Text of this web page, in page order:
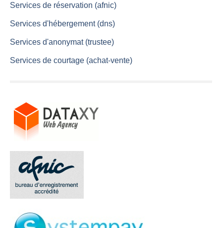
Services de réservation (afnic)
Services d'hébergement (dns)
Services d'anonymat (trustee)
Services de courtage (achat-vente)